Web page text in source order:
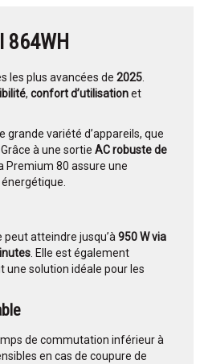
864WH
les plus avancées de 2025.
, confort d’utilisationet
grande variété d’appareils, que
à une sortie AC robuste de
Premium 80 assure une
peut atteindre jusqu’à950 W via
. Elle est également
une solution idéale pour les
de commutation inférieur à
en cas de coupure de